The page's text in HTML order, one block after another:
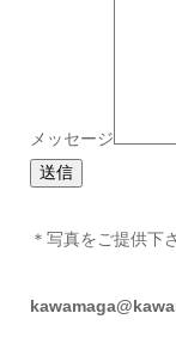
メッセージ
送信
＊写真をご提供下